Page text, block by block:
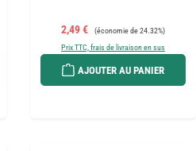
Prix de vente :
2,49 € Prix régulier :
(économie de 24.32%)
Prix TTC, frais de livraison en sus
AJOUTER AU PANIER